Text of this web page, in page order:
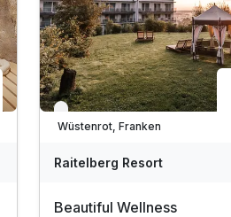
Verfügbar bis Dezember
Wüstenrot, Franken
Raitelberg Resort
Beautiful Wellness